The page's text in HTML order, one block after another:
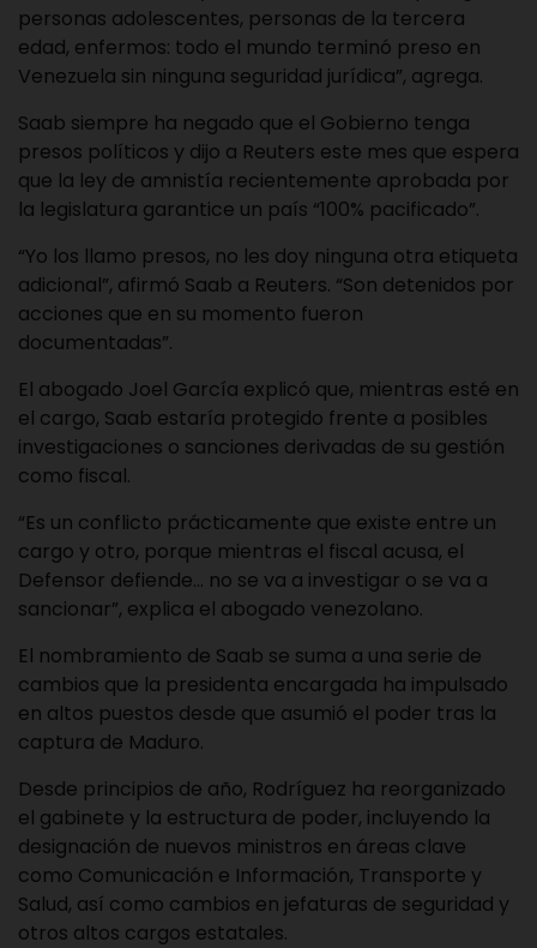
personas adolescentes, personas de la tercera
edad, enfermos: todo el mundo terminó preso en
Venezuela sin ninguna seguridad jurídica”, agrega.
Saab siempre ha negado que el Gobierno tenga
presos políticos y dijo a Reuters este mes que espera
que la ley de amnistía recientemente aprobada por
la legislatura garantice un país “100% pacificado”.
“Yo los llamo presos, no les doy ninguna otra etiqueta
adicional”, afirmó Saab a Reuters. “Son detenidos por
acciones que en su momento fueron
documentadas”.
El abogado Joel García explicó que, mientras esté en
el cargo, Saab estaría protegido frente a posibles
investigaciones o sanciones derivadas de su gestión
como fiscal.
“Es un conflicto prácticamente que existe entre un
cargo y otro, porque mientras el fiscal acusa, el
Defensor defiende… no se va a investigar o se va a
sancionar”, explica el abogado venezolano.
El nombramiento de Saab se suma a una serie de
cambios que la presidenta encargada ha impulsado
en altos puestos desde que asumió el poder tras la
captura de Maduro.
Desde principios de año, Rodríguez ha reorganizado
el gabinete y la estructura de poder, incluyendo la
designación de nuevos ministros en áreas clave
como Comunicación e Información, Transporte y
Salud, así como cambios en jefaturas de seguridad y
otros altos cargos estatales.